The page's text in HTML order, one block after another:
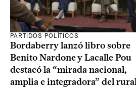
PARTIDOS POLÍTICOS
Bordaberry lanzó libro sobre
Benito Nardone y Lacalle Pou
destacó la “mirada nacional,
amplia e integradora” del